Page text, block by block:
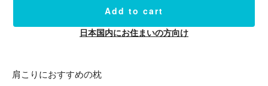
Add to cart
日本国内にお住まいの方向け
肩こりにおすすめの枕